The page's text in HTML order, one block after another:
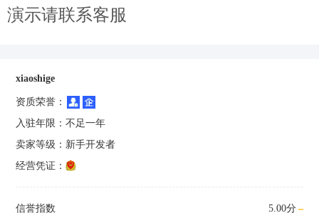
演示请联系客服
xiaoshige
资质荣誉：
入驻年限： 不足一年
卖家等级： 新手开发者
经营凭证：
信誉指数 5.00分